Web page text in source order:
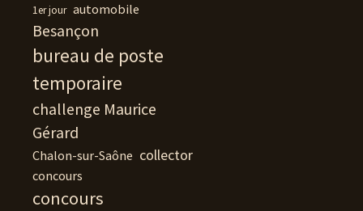
1er jour automobile
Besançon
bureau de poste
temporaire
challenge Maurice
Gérard
Chalon-sur-Saône collector
concours
concours